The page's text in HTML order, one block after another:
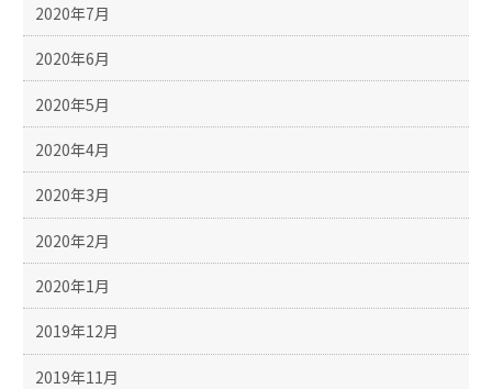
2020年7月
2020年6月
2020年5月
2020年4月
2020年3月
2020年2月
2020年1月
2019年12月
2019年11月